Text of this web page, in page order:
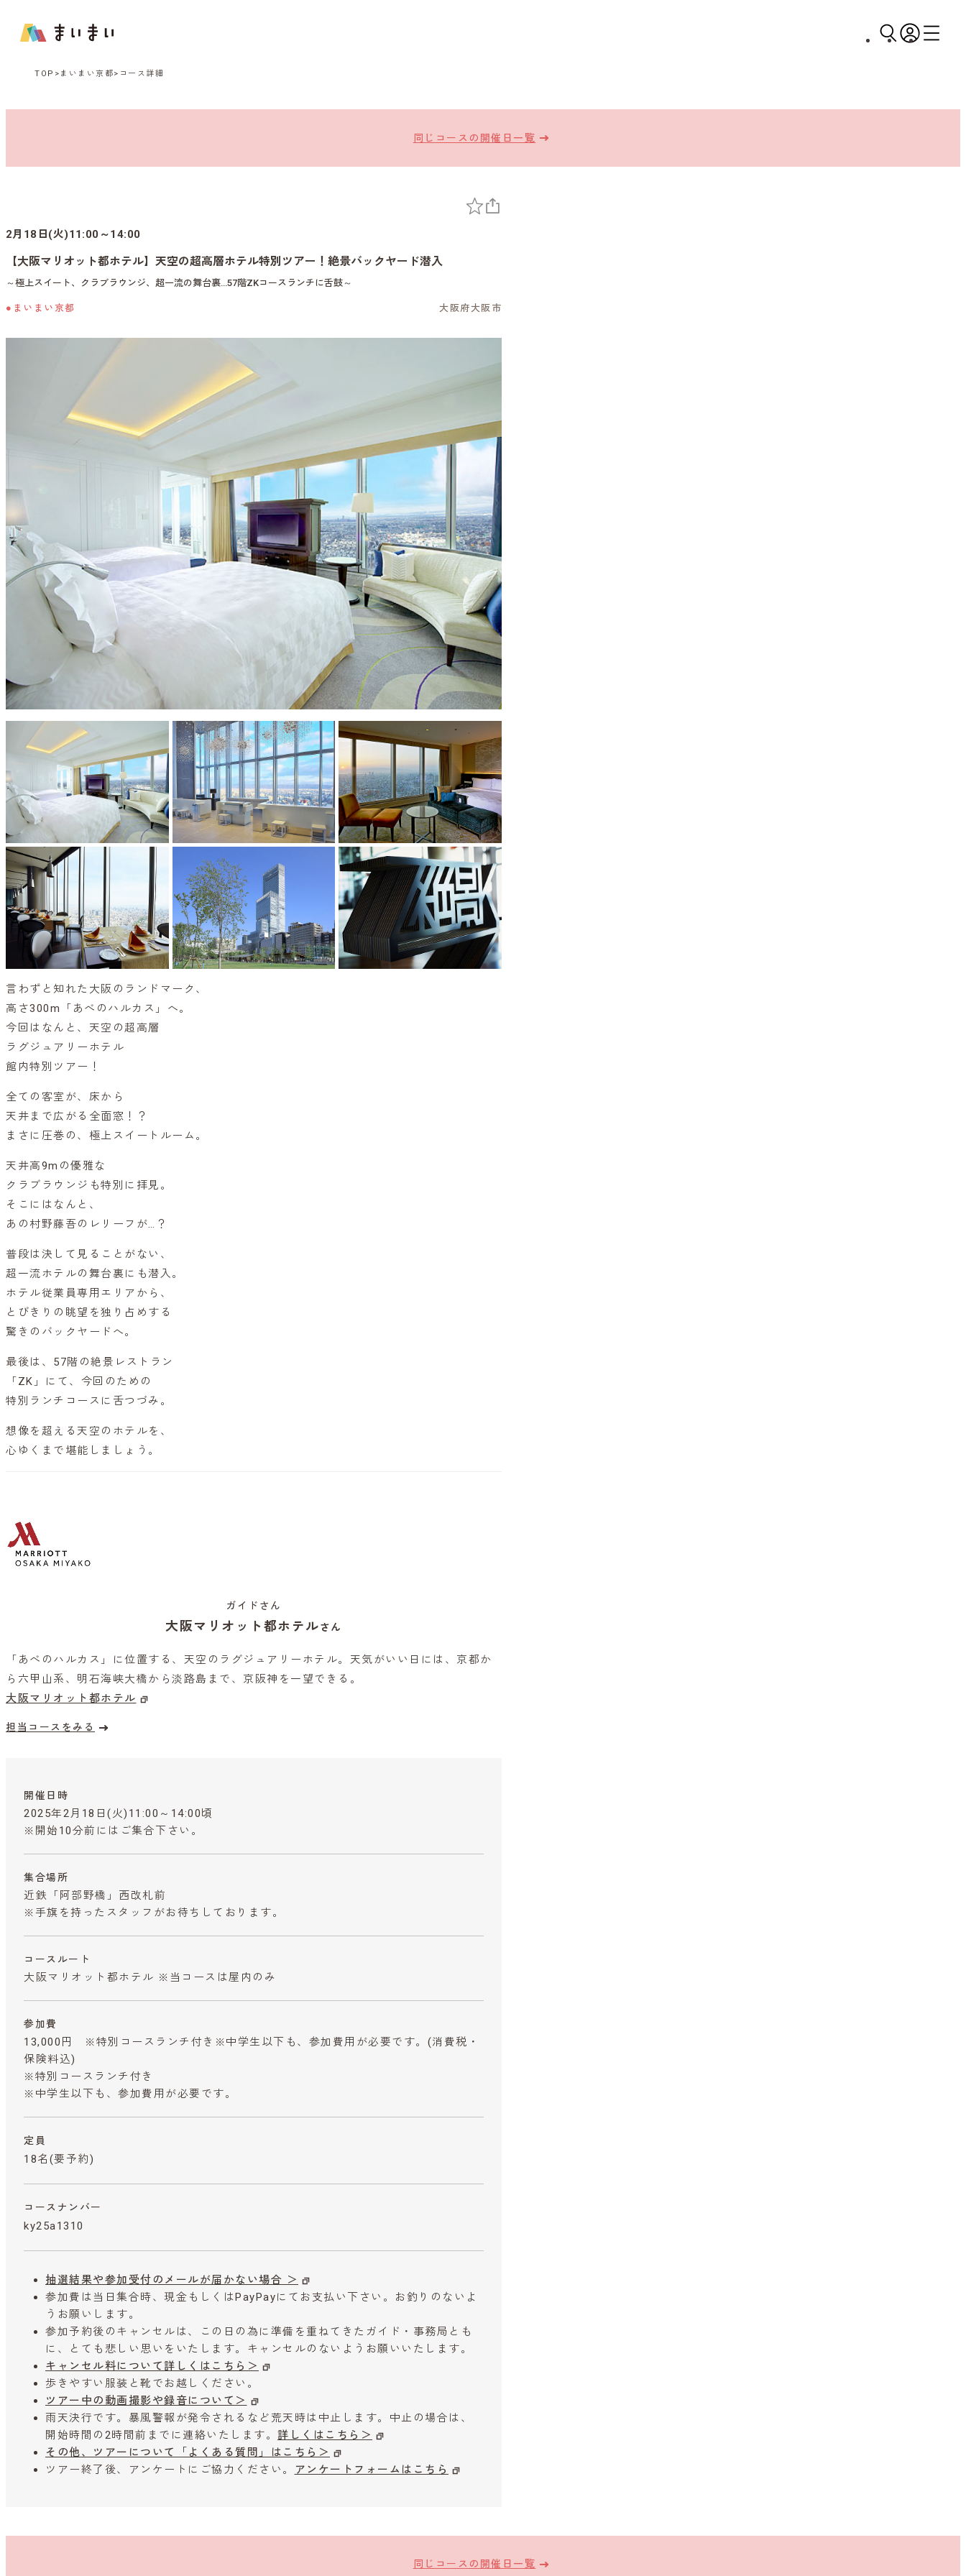
TOP まいまい京都 コース詳細
同じコースの開催日一覧
2月18日(火)11:00～14:00
【大阪マリオット都ホテル】天空の超高層ホテル特別ツアー！絶景バックヤード潜入
～極上スイート、クラブラウンジ、超一流の舞台裏…57階ZKコースランチに舌鼓～
●まいまい京都 大阪府大阪市
言わずと知れた大阪のランドマーク、
高さ300m「あべのハルカス」へ。
今回はなんと、天空の超高層
ラグジュアリーホテル
館内特別ツアー！
全ての客室が、床から
天井まで広がる全面窓！？
まさに圧巻の、極上スイートルーム。
天井高9mの優雅な
クラブラウンジも特別に拝見。
そこにはなんと、
あの村野藤吾のレリーフが…？
普段は決して見ることがない、
超一流ホテルの舞台裏にも潜入。
ホテル従業員専用エリアから、
とびきりの眺望を独り占めする
驚きのバックヤードへ。
最後は、57階の絶景レストラン
「ZK」にて、今回のための
特別ランチコースに舌つづみ。
想像を超える天空のホテルを、
心ゆくまで堪能しましょう。
ガイドさん
大阪マリオット都ホテルさん
「あべのハルカス」に位置する、天空のラグジュアリーホテル。天気がいい日には、京都か
ら六甲山系、明石海峡大橋から淡路島まで、京阪神を一望できる。
大阪マリオット都ホテル
担当コースをみる
開催日時
2025年2月18日(火)11:00～14:00頃
※開始10分前にはご集合下さい。
集合場所
近鉄「阿部野橋」西改札前
※手旗を持ったスタッフがお待ちしております。
コースルート
大阪マリオット都ホテル ※当コースは屋内のみ
参加費
13,000円 ※特別コースランチ付き※中学生以下も、参加費用が必要です。 (消費税・
保険料込)
※特別コースランチ付き
※中学生以下も、参加費用が必要です。
定員
18名(要予約)
コースナンバー
ky25a1310
抽選結果や参加受付のメールが届かない場合 ＞
参加費は当日集合時、現金もしくはPayPayにてお支払い下さい。お釣りのないよ
うお願いします。
参加予約後のキャンセルは、この日の為に準備を重ねてきたガイド・事務局とも
に、とても悲しい思いをいたします。キャンセルのないようお願いいたします。
キャンセル料について詳しくはこちら＞
歩きやすい服装と靴でお越しください。
ツアー中の動画撮影や録音について＞
雨天決行です。暴風警報が発令されるなど荒天時は中止します。中止の場合は、
開始時間の2時間前までに連絡いたします。 詳しくはこちら＞
その他、ツアーについて「よくある質問」はこちら＞
ツアー終了後、アンケートにご協力ください。
アンケートフォームはこちら
同じコースの開催日一覧